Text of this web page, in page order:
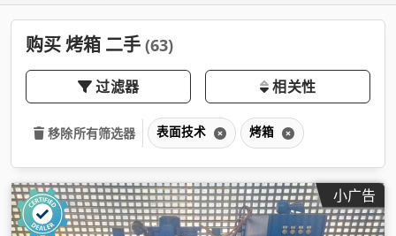
购买 烤箱 二手 (63)
过滤器 相关性
移除所有筛选器 表面技术 烤箱
小广告